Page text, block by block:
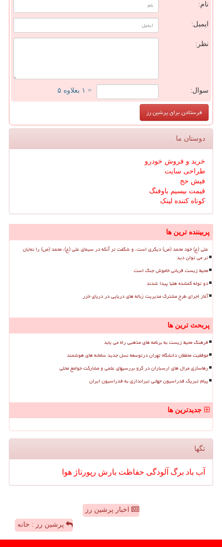
نام:
ایمیل:
نظر:
سوال: = ۱ بعلاوه ۵
دوستان ما
خرید و فروش خودرو
طراحی سایت
فیش حج
قیمت بیسیم باوفنگ
کوتاه کننده لینک
پربیننده ترین ها
علی (ع) خود محمد (ص) دیگری است، و شگفت تر آنکه در سیمای علی (ع)، محمد (ص) را نمایان
تر می توان دید
محیط زیست قربانی خاموش جنگ است
دو توله گمشده هلیا پیدا شدند
آغاز اجرای طرح مشترک مدیریت زباله های دریایی در دریای خزر
پربحث ترین ها
فرهنگ محیط زیست به برنامه های مذهبی راه می یابد
موفقیت محققان دانشگاه تهران درتوسعه نسل جدید سامانه های هوشمند
رهاسازی مرال های ارسباران در گرو بررسیهای علمی و مشارکت جوامع محلی
پیام تبریک فدراسیون جهانی تیراندازی به فدراسیون ایران
جدیدترین ها
تگها
آب باد برگ آلودگی حفاظت بارش رپورتاژ هوا
اخبار پرشین رز
پرشین رز : خانه